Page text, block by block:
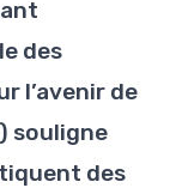
des
l’avenir de
souligne
des